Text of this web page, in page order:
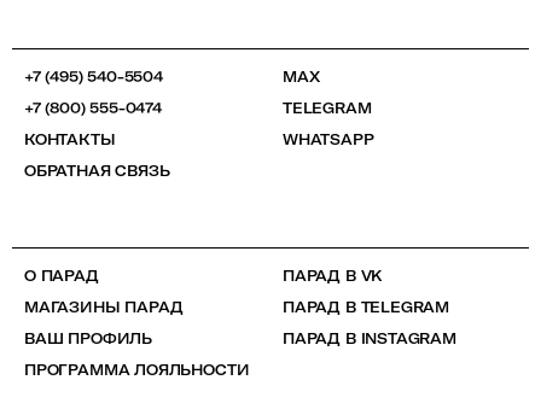
+7 (495) 540-5504
+7 (800) 555-0474
КОНТАКТЫ
ОБРАТНАЯ СВЯЗЬ
MAX
TELEGRAM
WHATSAPP
О ПАРАД
МАГАЗИНЫ ПАРАД
ВАШ ПРОФИЛЬ
ПРОГРАММА ЛОЯЛЬНОСТИ
ПАРАД В VK
ПАРАД В TELEGRAM
ПАРАД В INSTAGRAM